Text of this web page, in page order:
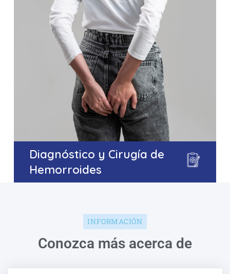
Diagnóstico y Cirugía de
Hemorroides
INFORMACIÓN
Conozca más acerca de